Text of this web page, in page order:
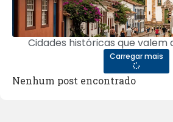
Cidades históricas que valem
Carregar mais
Nenhum post encontrado